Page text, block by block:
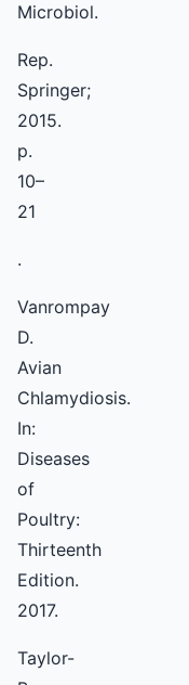
Microbiol.
Rep.
Springer;
2015.
p.
10–
21
.
Vanrompay
D.
Avian
Chlamydiosis.
In:
Diseases
of
Poultry:
Thirteenth
Edition.
2017.
Taylor-